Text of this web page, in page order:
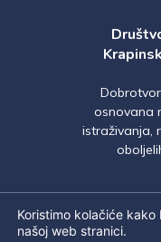
osnovana
istraživanja,
Koristimo kolačiće
našoj web stranici.